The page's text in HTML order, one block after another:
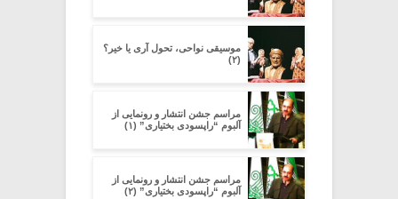
موسیقی نواحی، تحول آری یا خیر؟
(۲)
مراسم جشن انتشار و رونمایی از
آلبوم “راپسودی بختیاری” (۱)
مراسم جشن انتشار و رونمایی از
آلبوم “راپسودی بختیاری” (۲)